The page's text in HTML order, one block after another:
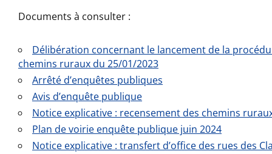
Documents à consulter :
Délibération concernant le lancement de la
chemins ruraux du 25/01/2023
Arrêté d’enquêtes publiques
Avis d’enquête publique
Notice explicative : recensement des chemins
Plan de voirie enquête publique juin 2024
Notice explicative : transfert d’office des rues des